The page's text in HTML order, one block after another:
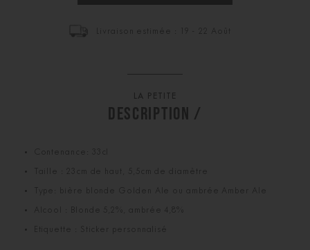
Livraison estimée : 19 - 22 Août
LA PETITE
DESCRIPTION /
Taille : 23cm de haut, 5,5cm de diamètre
Type: bière blonde Golden Ale ou ambrée Amber Ale
Alcool : Blonde 5,2%, ambrée 4,8%